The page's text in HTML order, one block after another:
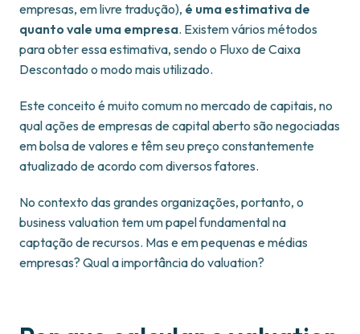
empresas, em livre tradução), é uma estimativa de
quanto vale uma empresa. Existem vários métodos
para obter essa estimativa, sendo o Fluxo de Caixa
Descontado o modo mais utilizado.
Este conceito é muito comum no mercado de capitais, no
qual ações de empresas de capital aberto são negociadas
em bolsa de valores e têm seu preço constantemente
atualizado de acordo com diversos fatores.
No contexto das grandes organizações, portanto, o
business valuation tem um papel fundamental na
captação de recursos. Mas e em pequenas e médias
empresas? Qual a importância do valuation?